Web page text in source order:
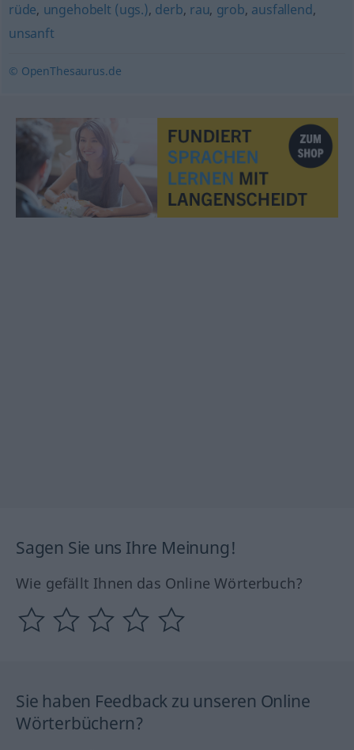
rüde, ungehobelt (ugs.), derb, rau, grob, ausfallend,
unsanft
© OpenThesaurus.de
Sagen Sie uns Ihre Meinung!
Wie gefällt Ihnen das Online Wörterbuch?
Sie haben Feedback zu unseren Online
Wörterbüchern?